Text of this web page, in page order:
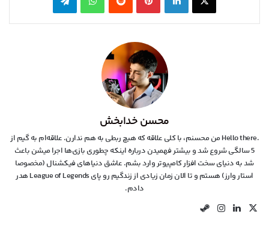
محسن خدابخش
.Hello there من محسنم، با کلی علاقه که هیچ ربطی به هم ندارن. علاقه‌ام به گیم از
5 سالگی شروع شد و بیشتر فهمیدن درباره اینکه چطوری بازی‌ها اجرا میشن باعث
شد به دنیای سخت افزار کامپیوتر وارد بشم. عاشق دنیاهای فیکشنال (مخصوصا
استار وارز) هستم و تا الان زمان زیادی از زندگیم رو پای League of Legends هدر
دادم.
X لینکدیناینستاگرام